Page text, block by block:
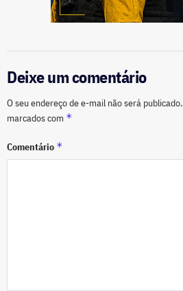
Deixe um comentário
O seu endereço de e-mail não será publicado.
marcados com *
Comentário *